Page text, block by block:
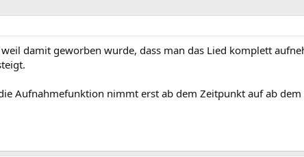
damit geworben wurde, dass man das Lied komplett
Aufnahmefunktion nimmt erst ab dem Zeitpunkt auf ab dem